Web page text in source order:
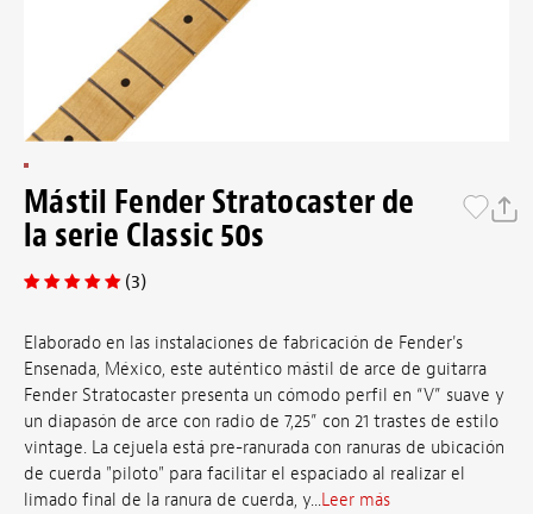
Mástil Fender Stratocaster de
la serie Classic 50s
(3)
Elaborado en las instalaciones de fabricación de Fender's
Ensenada, México, este auténtico mástil de arce de guitarra
Fender Stratocaster presenta un cómodo perfil en “V” suave y
un diapasón de arce con radio de 7,25” con 21 trastes de estilo
vintage. La cejuela está pre-ranurada con ranuras de ubicación
de cuerda "piloto" para facilitar el espaciado al realizar el
limado final de la ranura de cuerda, y...Leer más